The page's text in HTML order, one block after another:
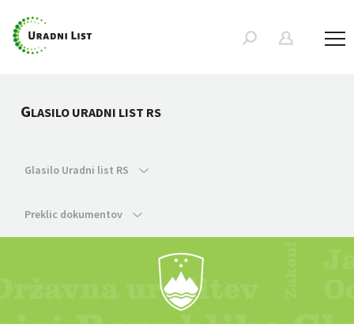
GLASILO URADNI LIST RS
Glasilo Uradni list RS
Preklic dokumentov